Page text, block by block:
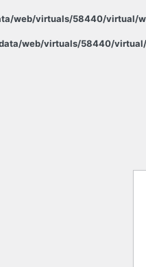
web/virtuals/58440/virtual/
web/virtuals/58440/